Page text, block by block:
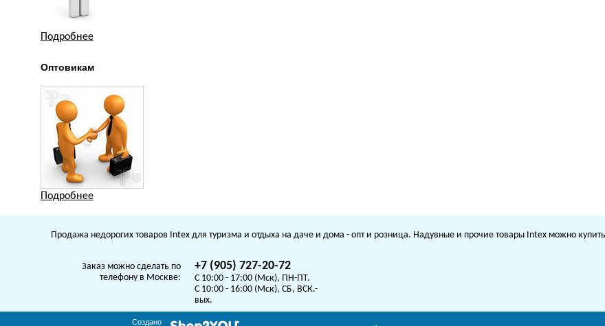
Подробнее
Оптовикам
Подробнее
Продажа недорогих товаров Intex для туризма и отдыха на даче и дома - опт и розница. Надувные и прочие товары Intex можно
Заказ можно сделать по
телефону в Москве:
+7 (905) 727-20-72
C 10:00 - 17:00 (Мск), ПН-ПТ.
C 10:00 - 16:00 (Мск), СБ, ВСК.-
вых.
Создано